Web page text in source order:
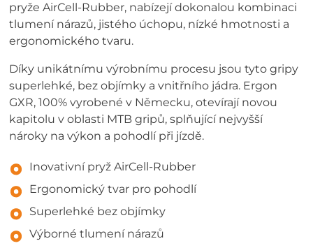
pryže AirCell-Rubber, nabízejí dokonalou kombinaci
tlumení nárazů, jistého úchopu, nízké hmotnosti a
ergonomického tvaru.
Díky unikátnímu výrobnímu procesu jsou tyto gripy
superlehké, bez objímky a vnitřního jádra. Ergon
GXR, 100% vyrobené v Německu, otevírají novou
kapitolu v oblasti MTB gripů, splňující nejvyšší
nároky na výkon a pohodlí při jízdě.
Inovativní pryž AirCell-Rubber
Ergonomický tvar pro pohodlí
Superlehké bez objímky
Výborné tlumení nárazů